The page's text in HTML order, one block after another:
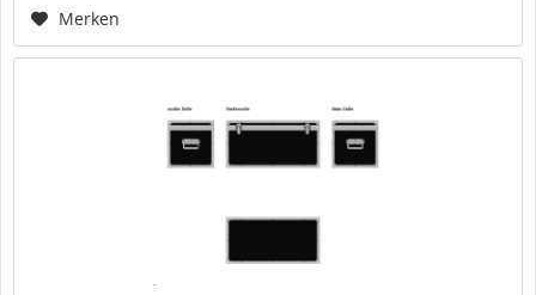
Merken